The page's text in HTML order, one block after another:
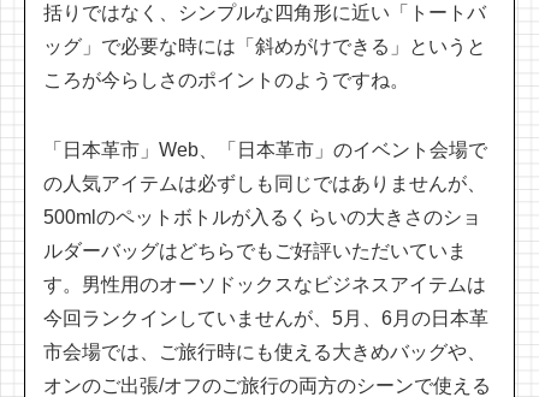
括りではなく、シンプルな四角形に近い「トートバ
ッグ」で必要な時には「斜めがけできる」というと
ころが今らしさのポイントのようですね。
「日本革市」Web、「日本革市」のイベント会場で
の人気アイテムは必ずしも同じではありませんが、
500mlのペットボトルが入るくらいの大きさのショ
ルダーバッグはどちらでもご好評いただいていま
す。男性用のオーソドックスなビジネスアイテムは
今回ランクインしていませんが、5月、6月の日本革
市会場では、ご旅行時にも使える大きめバッグや、
オンのご出張/オフのご旅行の両方のシーンで使える